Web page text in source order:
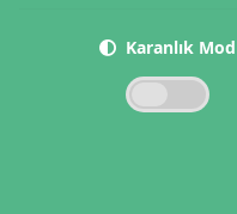
Karanlık Mod